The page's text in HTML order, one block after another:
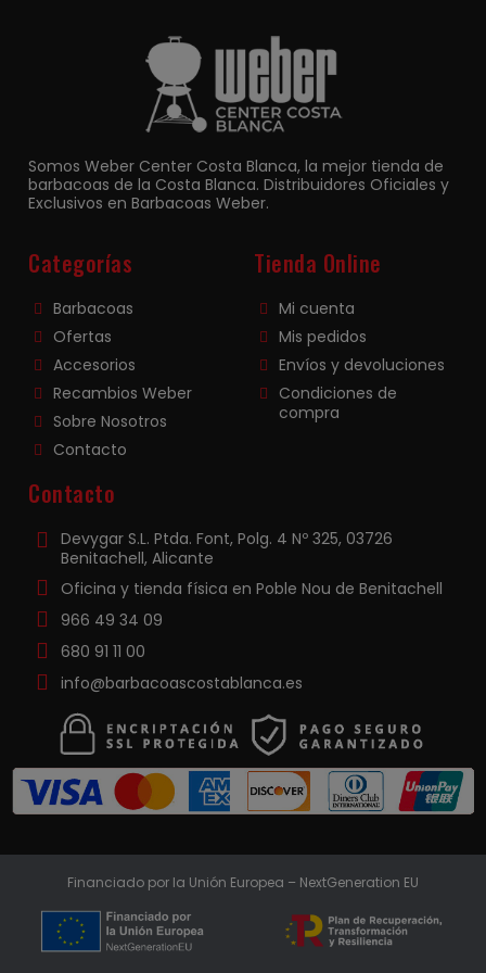
Somos Weber Center Costa Blanca, la mejor tienda de
barbacoas de la Costa Blanca. Distribuidores Oficiales y
Exclusivos en Barbacoas Weber.
Categorías
Barbacoas
Ofertas
Accesorios
Recambios Weber
Sobre Nosotros
Contacto
Tienda Online
Mi cuenta
Mis pedidos
Envíos y devoluciones
Condiciones de
compra
Contacto
Devygar S.L. Ptda. Font, Polg. 4 Nº 325, 03726
Benitachell, Alicante
Oficina y tienda física en Poble Nou de Benitachell
966 49 34 09
680 91 11 00
info@barbacoascostablanca.es
Financiado por la Unión Europea – NextGeneration EU